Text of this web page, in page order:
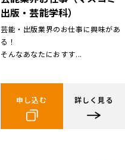
出版・芸能学科）
芸能・出版業界のお仕事に興味があ
る！
そんなあなたにおすす...
申し込む 詳しく見る